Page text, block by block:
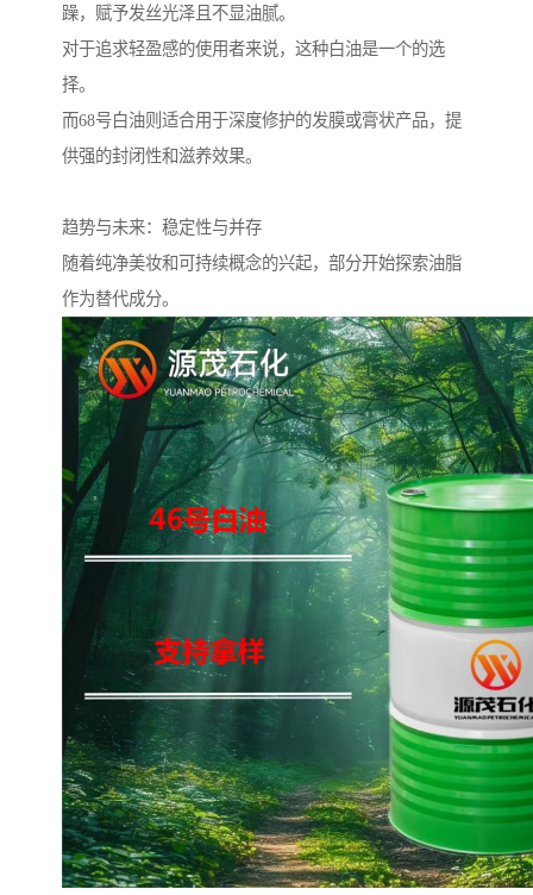
躁，赋予发丝光泽且不显油腻。
对于追求轻盈感的使用者来说，这种白油是一个的选
择。
而68号白油则适合用于深度修护的发膜或膏状产品，提
供强的封闭性和滋养效果。
趋势与未来：稳定性与并存
随着纯净美妆和可持续概念的兴起，部分开始探索油脂
作为替代成分。